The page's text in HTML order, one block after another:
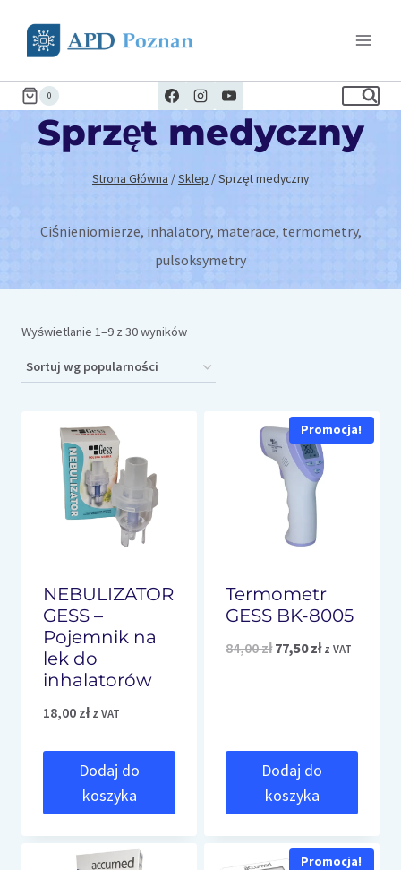
0
Sprzęt medyczny
Strona Główna /Sklep /Sprzęt medyczny
Ciśnieniomierze, inhalatory, materace, termometry,
pulsoksymetry
Wyświetlanie 1–9 z 30 wynikówPosortowane
popularności
NEBULIZATOR
GESS –
Pojemnik na
lek do
inhalatorów
18,00 zł z VAT
Dodaj do
koszyka
Promocja!
Termometr
GESS BK-8005
84,00zł Pierwotna
77,50złAktualna
z VAT
Dodaj do
koszyka
Promocja!